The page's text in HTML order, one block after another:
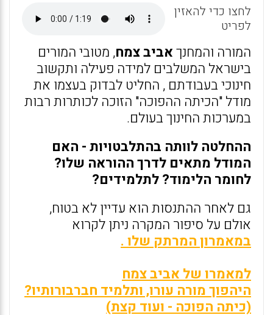
p
k
לחצו כדי להאזין
לפריט
המורה והמחנךאביב צמח, מטובי המורים
בישראל המשלבים למידה פעילה ותקשוב
חינוכי בעבודתם , החליט לבדוק בעצמו את
מודל "הכיתה ההפוכה" הזוכה לכותרות רבות
במערכות החינוך בעולם.
ההחלטה לוותה בהתלבטויות - האם
המודל מתאים לדרך ההוראה שלו?
לחומר הלימוד? לתלמידים?
גם לאחר ההתנסות הוא עדיין לא בטוח,
אולם על סיפור המקרה ניתן לקרוא
במאמרון המרתק שלו .
למאמרו של אביב צמח
היהפוך מורה עורו, ותלמיד חברבורותיו?
(כיתה הפוכה - ועוד קצת)